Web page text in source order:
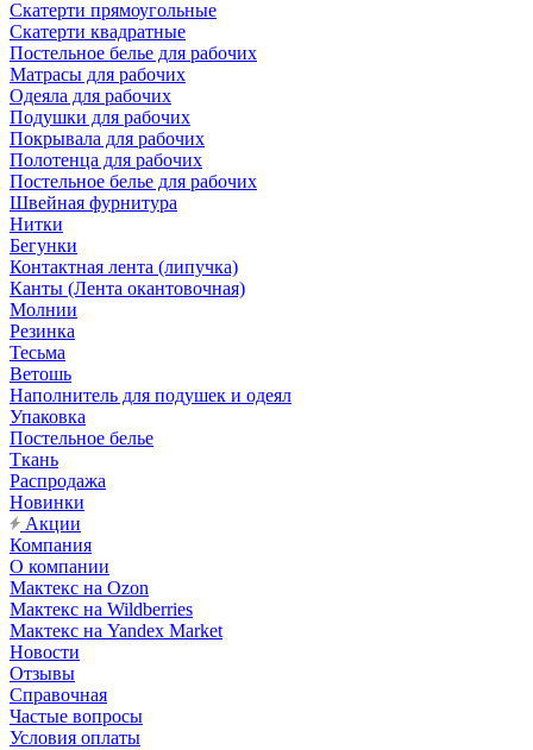
Скатерти прямоугольные
Скатерти квадратные
Постельное белье для рабочих
Матрасы для рабочих
Одеяла для рабочих
Подушки для рабочих
Покрывала для рабочих
Полотенца для рабочих
Постельное белье для рабочих
Швейная фурнитура
Нитки
Бегунки
Контактная лента (липучка)
Канты (Лента окантовочная)
Молнии
Резинка
Тесьма
Ветошь
Наполнитель для подушек и одеял
Упаковка
Постельное белье
Ткань
Распродажа
Новинки
Акции
Компания
О компании
Мактекс на Ozon
Мактекс на Wildberries
Мактекс на Yandex Market
Новости
Отзывы
Справочная
Частые вопросы
Условия оплаты